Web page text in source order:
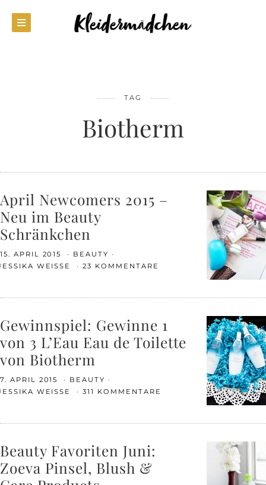
TAG
Biotherm
April Newcomers 2015 –
Neu im Beauty
Schränkchen
15. APRIL 2015
BEAUTY
WEISSE
23 KOMMENTARE
Gewinnspiel: Gewinne 1
von 3 L’Eau Eau de Toilette
von Biotherm
7. APRIL 2015
BEAUTY
WEISSE
311 KOMMENTARE
Beauty Favoriten Juni:
Zoeva Pinsel, Blush &